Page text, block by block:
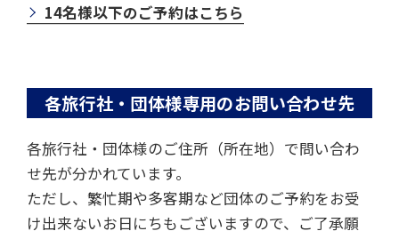
14名様以下のご予約はこちら
各旅行社・団体様専用のお問い合わせ先
各旅行社・団体様のご住所（所在地）で問い合わ
せ先が分かれています。
ただし、繁忙期や多客期など団体のご予約をお受
け出来ないお日にちもございますので、 ご了承願